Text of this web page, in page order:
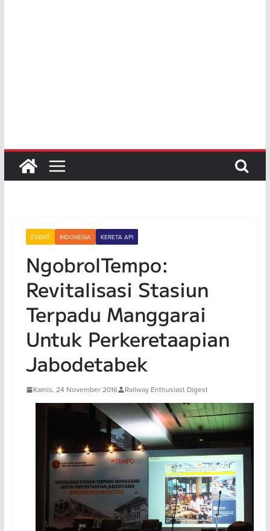
EVENT INDONESIA KERETA API
NgobrolTempo:
Revitalisasi Stasiun
Terpadu Manggarai
Untuk Perkeretaapian
Jabodetabek
Kamis, 24 November 2016 Railway Enthusiast Digest